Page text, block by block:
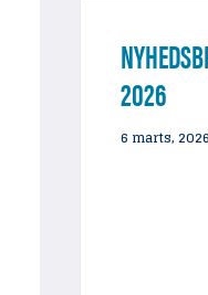
2026
6 marts, 2026